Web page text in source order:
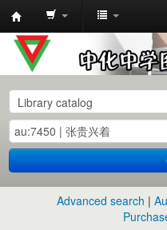
中
化
中
学
图
书
馆
Advanced search